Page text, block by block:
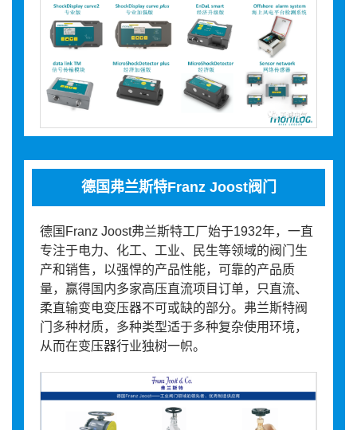
德国弗兰斯特Franz Joost阀门
德国Franz Joost弗兰斯特工厂始于1932年，一直
专注于电力、化工、工业、民生等领域的阀门生
产和销售，以强悍的产品性能，可靠的产品质
量，赢得国内多家高压直流项目订单，只直流、
柔直输变电变压器不可或缺的部分。弗兰斯特阀
门多种材质，多种类型适于多种复杂使用环境，
从而在变压器行业独树一帜。